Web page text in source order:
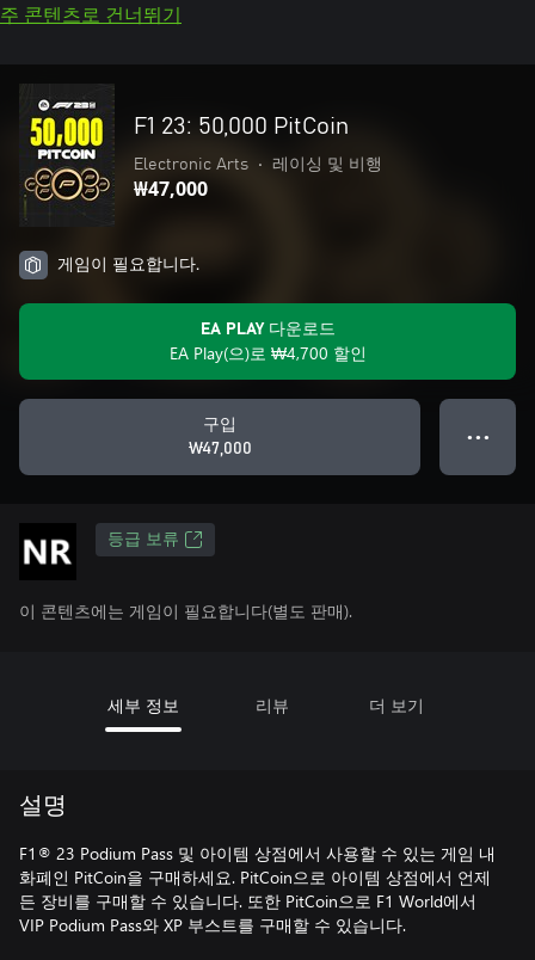
주 콘텐츠로 건너뛰기
F1 23: 50,000 PitCoin
Electronic Arts • 레이싱 및 비행
₩47,000
게임이 필요합니다.
EA PLAY 다운로드
EA Play(으)로 ₩4,700 할인
구입
₩47,000
● ● ●
등급 보류
이 콘텐츠에는 게임이 필요합니다(별도 판매).
세부 정보 리뷰 더 보기
설명
F1® 23 Podium Pass 및 아이템 상점에서 사용할 수 있는 게임 내
화폐인 PitCoin을 구매하세요. PitCoin으로 아이템 상점에서 언제
든 장비를 구매할 수 있습니다. 또한 PitCoin으로 F1 World에서
VIP Podium Pass와 XP 부스트를 구매할 수 있습니다.